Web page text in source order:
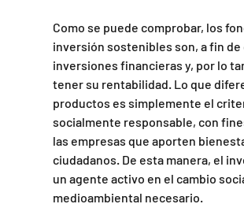
Como se puede comprobar, los
inversión sostenibles son, a fin de
inversiones financieras y, por lo
tener su rentabilidad. Lo que
productos es simplemente el
socialmente responsable, con
las empresas que aporten
ciudadanos. De esta manera, el
un agente activo en el cambio
medioambiental necesario.